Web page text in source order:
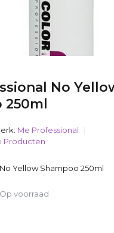
No
Me Professional
Producten
Yellow Shampoo 250ml
Op voorraad